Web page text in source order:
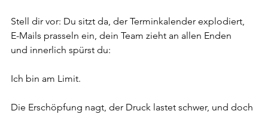
Stell dir vor: Du sitzt da, der Terminkalender explodiert,
E-Mails prasseln ein, dein Team zieht an allen Enden
und innerlich spürst du:
Ich bin am Limit.
Die Erschöpfung nagt, der Druck lastet schwer, und doch